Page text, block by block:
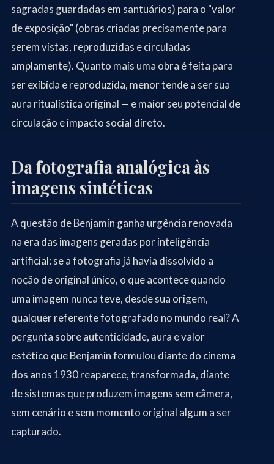
sagradas guardadas em santuários) para o "valor
de exposição" (obras criadas precisamente para
serem vistas, reproduzidas e circuladas
amplamente). Quanto mais uma obra é feita para
ser exibida e reproduzida, menor tende a ser sua
aura ritualística original — e maior seu potencial de
circulação e impacto social direto.
Da fotografia analógica às
imagens sintéticas
A questão de Benjamin ganha urgência renovada
na era das imagens geradas por inteligência
artificial: se a fotografia já havia dissolvido a
noção de original único, o que acontece quando
uma imagem nunca teve, desde sua origem,
qualquer referente fotografado no mundo real? A
pergunta sobre autenticidade, aura e valor
estético que Benjamin formulou diante do cinema
dos anos 1930 reaparece, transformada, diante
de sistemas que produzem imagens sem câmera,
sem cenário e sem momento original algum a ser
capturado.